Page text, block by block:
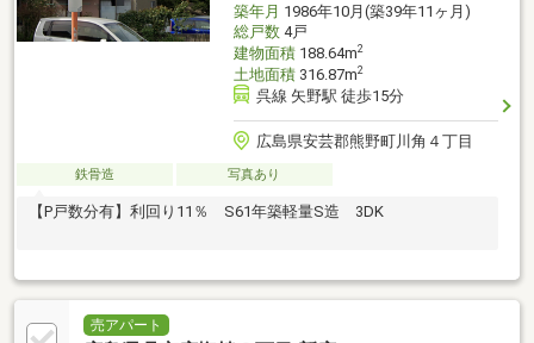
築年月 1986年10月(築39年11ヶ月)
総戸数4戸
建物面積188.64m2
土地面積316.87m2
呉線 矢野駅 徒歩15分
広島県安芸郡熊野町川角４丁目
鉄骨造 写真あり
【P戸数分有】利回り11％ S61年築軽量S造 3DK
売アパート